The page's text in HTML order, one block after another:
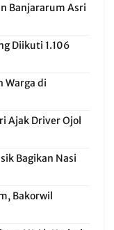
Banjararum Asri
Diikuti 1.106
Warga di
Ajak Driver Ojol
Bagikan Nasi
Bakorwil